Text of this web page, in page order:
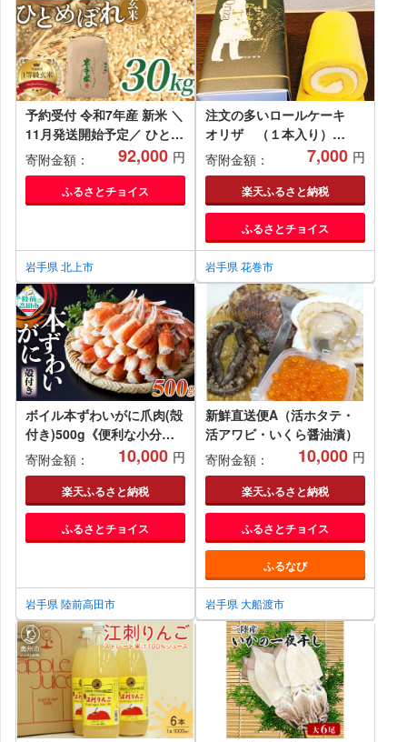
予約受付 令和7年産 新米 ＼
11月発送開始予定／ ひとめ
ぼれ 玄米 30kg 米 お米 ブ
ランド米 一等級 産地直送
国産 送料無料 岩手県 北上
市 L0107 ライズみちのく
寄附金額： 92,000 円
ふるさとチョイス
岩手県 北上市
注文の多いロールケーキ
オリザ （１本入り）
【496】
寄附金額： 7,000 円
楽天ふるさと納税
ふるさとチョイス
岩手県 花巻市
ボイル本ずわいがに爪肉(殻
付き)500g《便利な小分け
パック》 【 ずわいがに む
き身 ずわい蟹 ズワイ蟹 ず
わい ズワイ 蟹 カニ カニ爪
蟹爪 カニ爪肉 ズワイガニ
ボイル 冷凍 殻】 岩手 陸前
高田
寄附金額： 10,000 円
楽天ふるさと納税
ふるさとチョイス
岩手県 陸前高田市
新鮮直送便A（活ホタテ・
活アワビ・いくら醤油漬）
寄附金額：
10,000 円
楽天ふるさと納税
ふるさとチョイス
ふるなび
岩手県 大船渡市